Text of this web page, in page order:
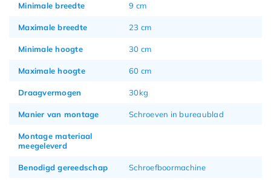
Minimale breedte 9 cm
Maximale breedte 23 cm
Minimale hoogte 30 cm
Maximale hoogte 60 cm
Draagvermogen 30kg
Manier van montage Schroeven in bureaublad
Montage materiaal
meegeleverd
Benodigd gereedschap Schroefboormachine